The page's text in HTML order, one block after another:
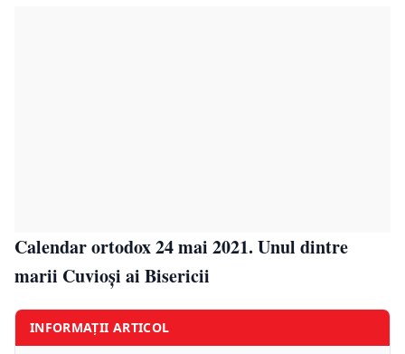
Calendar ortodox 24 mai 2021. Unul dintre
marii Cuvioși ai Bisericii
INFORMAȚII ARTICOL